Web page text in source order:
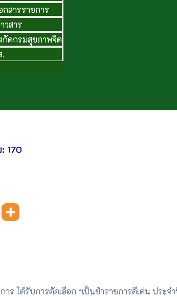
สารราชการ
วสาร
กัดกรมสุขภาพจิต
170
ร ได้รับการคัดเลือก “เป็นข้าราชการดีเด่น ประ